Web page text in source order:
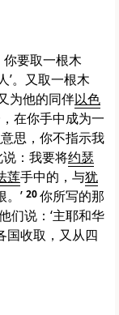
你要取一根木
’。又取一根木
为他的同伴以色
在你手中成为一
思，你不指示我
说：我要将约瑟
莲手中的，与犹
’ 20你所写的那
们说：‘主耶和华
国收取，又从四